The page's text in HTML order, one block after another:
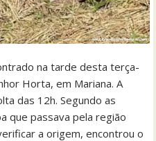
na tarde desta terça-
Horta, em Mariana. A
das 12h. Segundo as
que passava pela região
a origem, encontrou o